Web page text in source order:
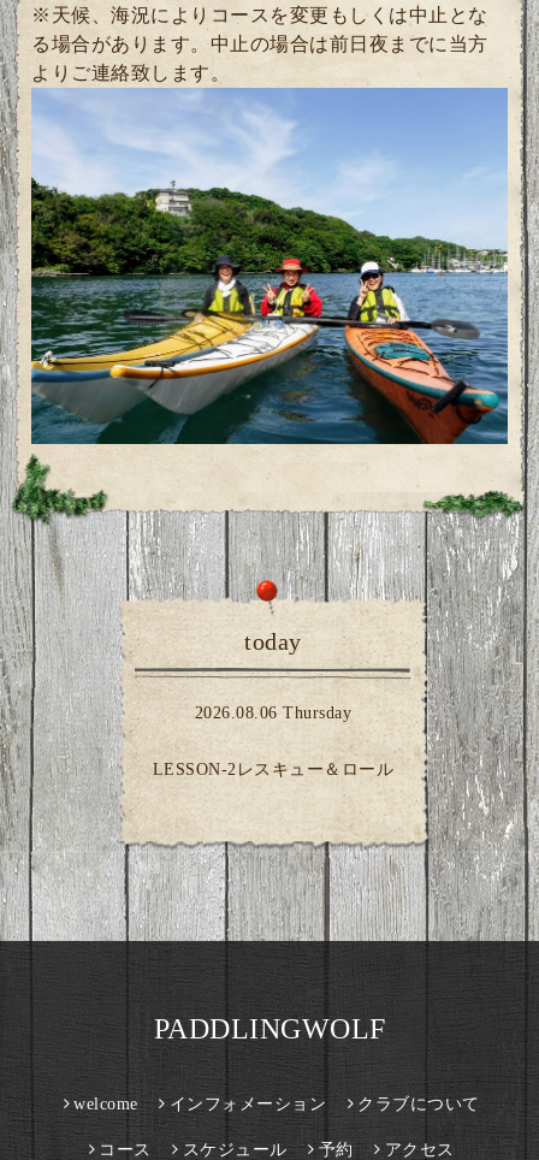
※天候、海況によりコースを変更もしくは中止とな
る場合があります。中止の場合は前日夜までに当方
よりご連絡致します。
today
2026.08.06 Thursday
LESSON-2レスキュー＆ロール
PADDLINGWOLF
welcome インフォメーション クラブについて
コース スケジュール 予約 アクセス